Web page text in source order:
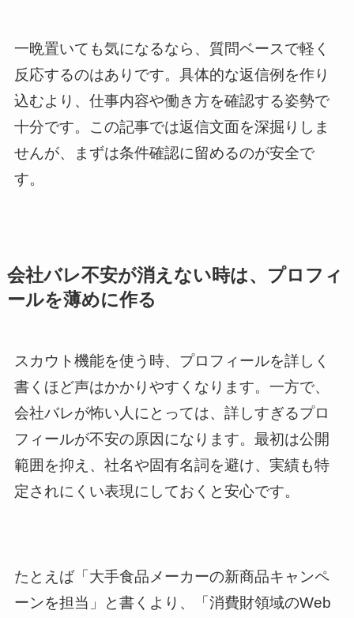
一晩置いても気になるなら、質問ベースで軽く
反応するのはありです。具体的な返信例を作り
込むより、仕事内容や働き方を確認する姿勢で
十分です。この記事では返信文面を深掘りしま
せんが、まずは条件確認に留めるのが安全で
す。
会社バレ不安が消えない時は、プロフィ
ールを薄めに作る
スカウト機能を使う時、プロフィールを詳しく
書くほど声はかかりやすくなります。一方で、
会社バレが怖い人にとっては、詳しすぎるプロ
フィールが不安の原因になります。最初は公開
範囲を抑え、社名や固有名詞を避け、実績も特
定されにくい表現にしておくと安心です。
たとえば「大手食品メーカーの新商品キャンペ
ーンを担当」と書くより、「消費財領域のWeb